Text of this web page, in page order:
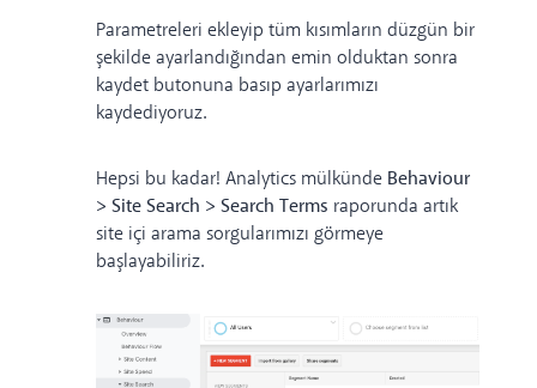
Parametreleri ekleyip tüm kısımların düzgün bir
şekilde ayarlandığından emin olduktan sonra
kaydet butonuna basıp ayarlarımızı
kaydediyoruz.
Hepsi bu kadar! Analytics mülkünde Behaviour
> Site Search > Search Terms raporunda artık
site içi arama sorgularımızı görmeye
başlayabiliriz.